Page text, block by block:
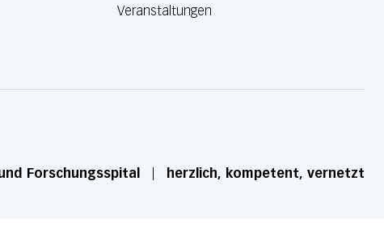
Veranstaltungen
Forschungsspital herzlich, kompetent, vernetzt